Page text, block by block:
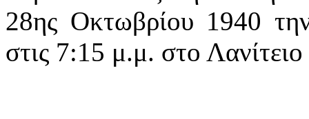
28ης Οκτωβρίου 1940
στις 7:15 μ.μ. στο